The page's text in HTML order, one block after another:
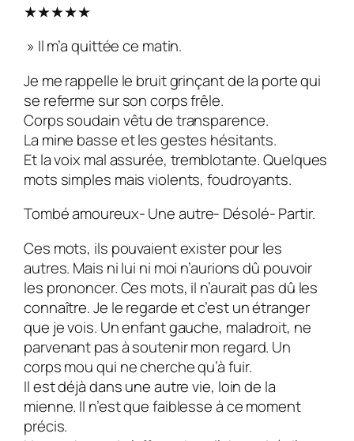
★★★★★
» Il m’a quittée ce matin.
Je me rappelle le bruit grinçant de la porte qui
se referme sur son corps frêle.
Corps soudain vêtu de transparence.
La mine basse et les gestes hésitants.
Et la voix mal assurée, tremblotante. Quelques
mots simples mais violents, foudroyants.
Tombé amoureux- Une autre- Désolé- Partir.
Ces mots, ils pouvaient exister pour les
autres. Mais ni lui ni moi n’aurions dû pouvoir
les prononcer. Ces mots, il n’aurait pas dû les
connaître.Je le regarde et c’est un étranger
que je vois. Un enfant gauche, maladroit, ne
parvenant pas à soutenir mon regard. Un
corps mou qui ne cherche qu’à fuir.
Il est déjà dans une autre vie, loin de la
mienne. Il n’est que faiblesse à ce moment
précis.